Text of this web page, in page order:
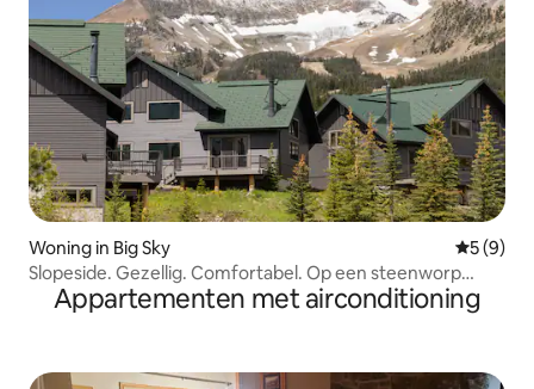
Woning in Big Sky
5 (9)
Slopeside. Gezellig. Comfortabel. Op een steenworp
afstand van het resort.
Appartementen met airconditioning